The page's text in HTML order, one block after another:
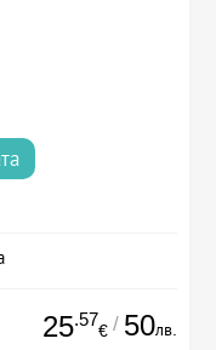
25.57
€ / 50лв.